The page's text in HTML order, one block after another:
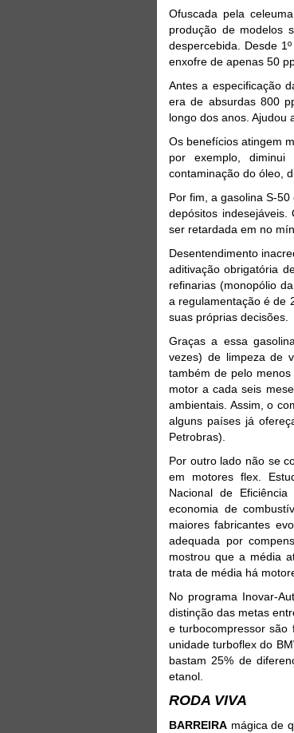
Ofuscada pela
produção de modelos
despercebida. Desde
enxofre de apenas 50
Antes a especificação
era de absurdas 800
longo dos anos. Ajudou
Os benefícios atingem
por exemplo,
contaminação do óleo,
Por fim, a gasolina S-
depósitos
ser retardada em no
Desentendimento
aditivação obrigatória
refinarias (monopólio
a regulamentação é de
suas próprias decisões.
Graças a essa
vezes) de limpeza de
também de pelo
motor a cada seis
ambientais. Assim, o
alguns países já
Petrobras).
Por outro lado não se
em motores flex.
Nacional de
economia de
maiores fabricantes
adequada por
mostrou que a média
trata de média há
No programa Inovar-
distinção das metas
e turbocompressor são
unidade turboflex do
bastam 25% de
etanol.
RODA VIVA
BARREIRA mágica de